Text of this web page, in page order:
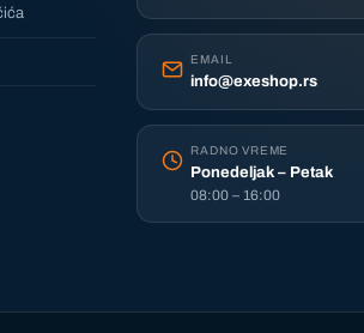
EMAIL
info@exeshop.rs
RADNO VREME
Ponedeljak – Petak
08:00 – 16:00